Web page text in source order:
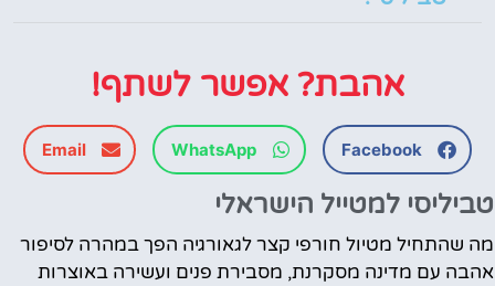
אהבת? אפשר לשתף!
Facebook
WhatsApp
Email
טביליסי למטייל הישראלי
מה שהתחיל מטיול חורפי קצר לגאורגיה הפך במהרה לסיפור
אהבה עם מדינה מסקרנת, מסבירת פנים ועשירה באוצרות